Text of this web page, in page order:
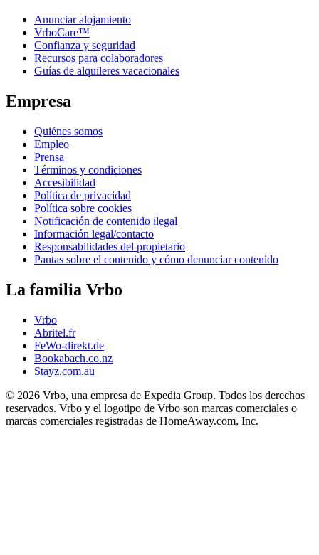
Anunciar alojamiento
VrboCare™
Confianza y seguridad
Recursos para colaboradores
Guías de alquileres vacacionales
Empresa
Quiénes somos
Empleo
Prensa
Términos y condiciones
Accesibilidad
Política de privacidad
Política sobre cookies
Notificación de contenido ilegal
Información legal/contacto
Responsabilidades del propietario
Pautas sobre el contenido y cómo denunciar contenido
La familia Vrbo
Vrbo
Abritel.fr
FeWo-direkt.de
Bookabach.co.nz
Stayz.com.au
© 2026 Vrbo, una empresa de Expedia Group. Todos los derechos
reservados. Vrbo y el logotipo de Vrbo son marcas comerciales o
marcas comerciales registradas de HomeAway.com, Inc.